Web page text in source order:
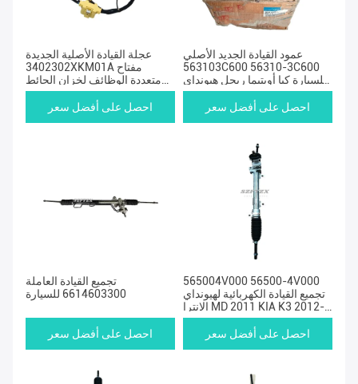
عجلة القيادة الأصلية الجديدة
3402302XKM01A مفتاح
متعددة الوظائف لخزان الحائط
الكبير
احصل على أفضل سعر
عمود القيادة الجديد الأصلي
563103C600 56310-3C600
للسيارة كيا أوبتيما ريجل هيونداي
سوناتا
احصل على أفضل سعر
تجميع القيادة العاملة
6614603300 للسيارة
احصل على أفضل سعر
565004V000 56500-4V000
تجميع القيادة الكهربائية لهيونداي
إلانترا MD 2011 KIA K3 2012-
2017
احصل على أفضل سعر